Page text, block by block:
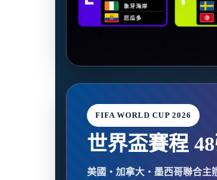
FIFA WORLD CUP 2026
世界盃賽程
美國・加拿大・墨西哥聯合主